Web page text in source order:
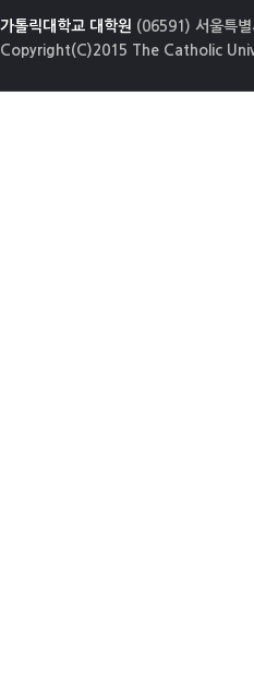
가톨릭대학교 대학원 (06591) 서울특
Copyright(C)2015 The Catholic